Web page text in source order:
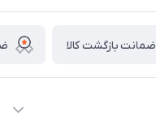
ضمانت بازگشت کالا